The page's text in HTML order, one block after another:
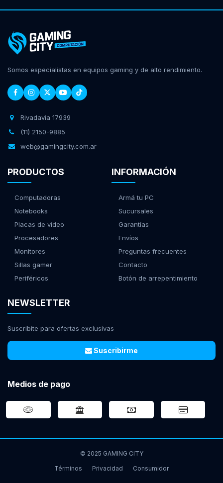
Somos especialistas en equipos gaming y de alto rendimiento.
Rivadavia 17939
(11) 2150-9885
web@gamingcity.com.ar
PRODUCTOS
Computadoras
Notebooks
Placas de video
Procesadores
Monitores
Sillas gamer
Periféricos
INFORMACIÓN
Armá tu PC
Sucursales
Garantías
Envíos
Preguntas frecuentes
Contacto
Botón de arrepentimiento
NEWSLETTER
Suscribite para ofertas exclusivas
Suscribirme
Medios de pago
© 2025 GAMING CITY
Términos
Privacidad Consumidor